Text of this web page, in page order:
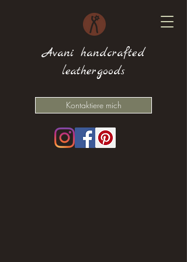
Avani handcrafted
leathergoods
Kontaktiere mich